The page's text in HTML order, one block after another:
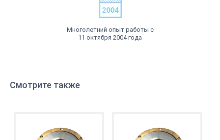
Многолетний опыт работы с
11 октября 2004 года
Смотрите также